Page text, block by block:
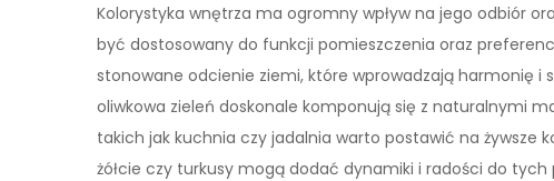
Kolorystyka wnętrza ma ogromny wpływ na jego odbiór
być dostosowany do funkcji pomieszczenia oraz
stonowane odcienie ziemi, które wprowadzają harmonię i
oliwkowa zieleń doskonale komponują się z naturalnymi
takich jak kuchnia czy jadalnia warto postawić na żywsze
żółcie czy turkusy mogą dodać dynamiki i radości do